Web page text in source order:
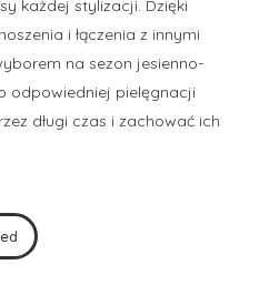
każdej stylizacji. Dzięki
i łączenia z innymi
na sezon jesienno-
odpowiedniej pielęgnacji
długi czas i zachować ich